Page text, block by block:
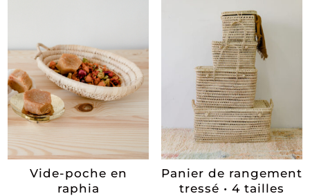
Vide-poche en
raphia
Panier de rangement
tressé • 4 tailles